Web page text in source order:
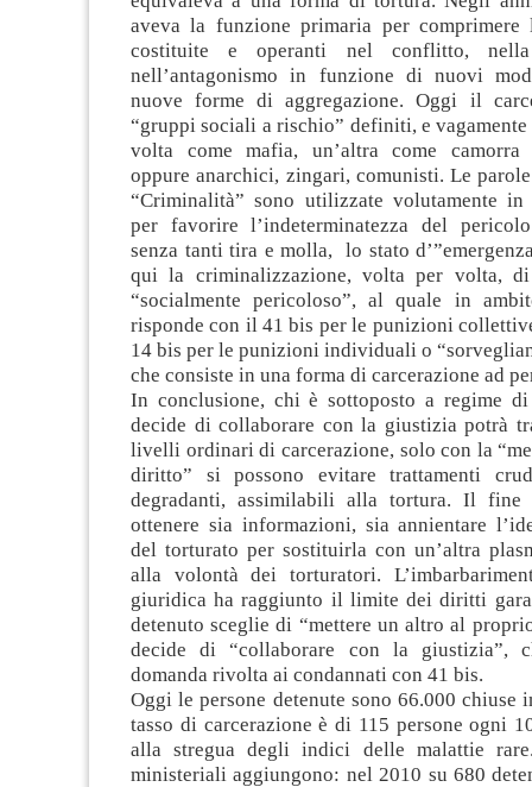
aveva la funzione primaria per
costituite e operanti nel conflitto, nella
nell’antagonismo in funzione di nuovi
nuove forme di aggregazione. Oggi il
“gruppi sociali a rischio” definiti, e
volta come mafia, un’altra come camorra
oppure anarchici, zingari, comunisti. Le
“Criminalità” sono utilizzate volutamente in
per favorire l’indeterminatezza del
senza tanti tira e molla, lo stato
qui la criminalizzazione, volta per volta,
“socialmente pericoloso”, al quale in
risponde con il 41 bis per le punizioni
14 bis per le punizioni individuali o
che consiste in una forma di carcerazione ad
In conclusione, chi è sottoposto a regime
decide di collaborare con la giustizia potrà
livelli ordinari di carcerazione, solo con la
diritto” si possono evitare trattamenti
degradanti, assimilabili alla tortura. Il
ottenere sia informazioni, sia annientare
del torturato per sostituirla con un’altra
alla volontà dei torturatori.
giuridica ha raggiunto il limite dei diritti
detenuto sceglie di “mettere un altro al
decide di “collaborare con la giustizia”,
domanda rivolta ai condannati con 41 bis.
Oggi le persone detenute sono 66.000 chiuse
tasso di carcerazione è di 115 persone ogni
alla stregua degli indici delle malattie
ministeriali aggiungono: nel 2010 su 680